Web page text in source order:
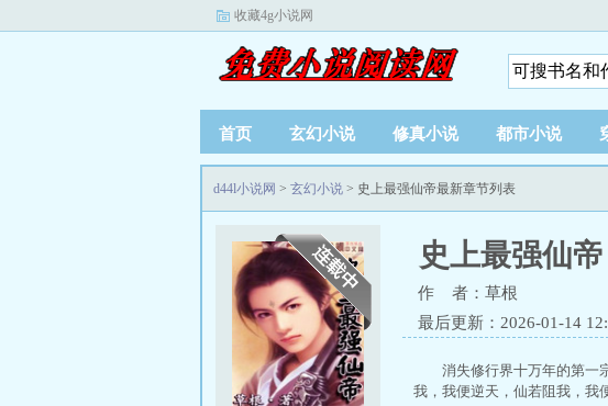
收藏4g小说网
首页 玄幻小说 修真小说 都市小说
d44l小说网 > 玄幻小说 > 史上最强仙帝最新章节列表
史上最强仙帝
作 者：草根
最后更新：2026-01-14
消失修行界十万年的第一
我，我便逆天，仙若阻我，我